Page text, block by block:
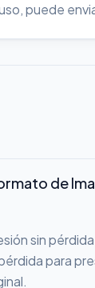
puede
de
sin
para